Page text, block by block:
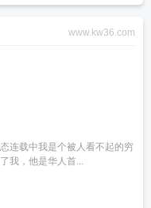
www.kw36.com
连载中我是个被人看不起的穷
我，他是华人首...